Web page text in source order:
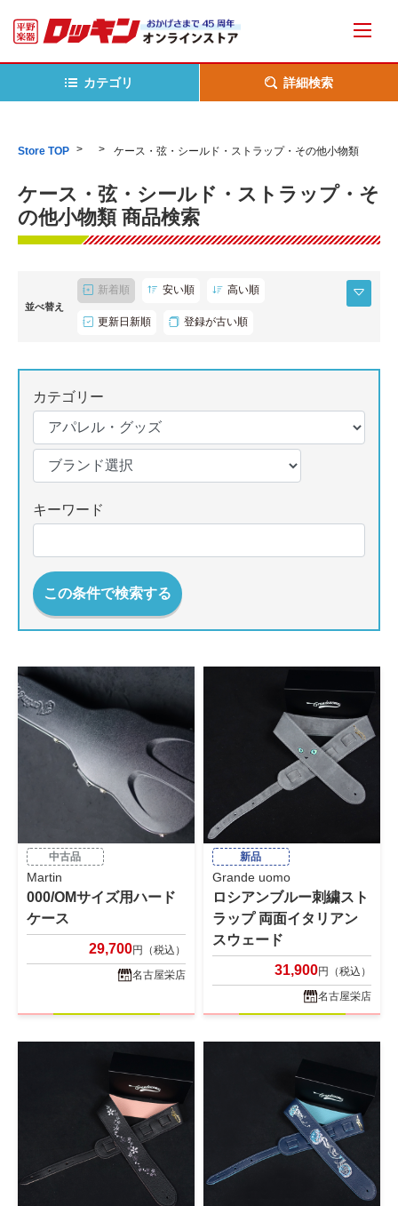
カテゴリ 詳細検索
Store TOP ケース・弦・シールド・ストラップ・その他小物類
ケース・弦・シールド・ストラップ・そ
の他小物類 商品検索
並べ替え
新着順 安い順 高い順
更新日新順 登録が古い順
カテゴリー
キーワード
この条件で検索する
中古品
Martin
000/OMサイズ用ハード
ケース
29,700円（税込）
名古屋栄店
新品
Grande uomo
ロシアンブルー刺繍スト
ラップ 両面イタリアン
スウェード
31,900円（税込）
名古屋栄店